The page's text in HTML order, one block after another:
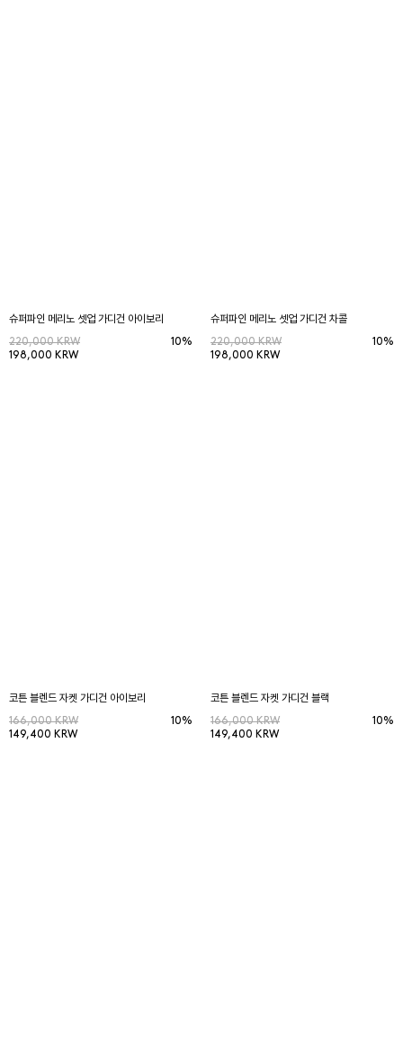
슈퍼파인 메리노 셋업 가디건 아이보리
220,000 KRW
198,000 KRW
10%
슈퍼파인 메리노 셋업 가디건 차콜
220,000 KRW
198,000 KRW
10%
코튼 블렌드 자켓 가디건 아이보리
166,000 KRW
149,400 KRW
10%
코튼 블렌드 자켓 가디건 블랙
166,000 KRW
149,400 KRW
10%